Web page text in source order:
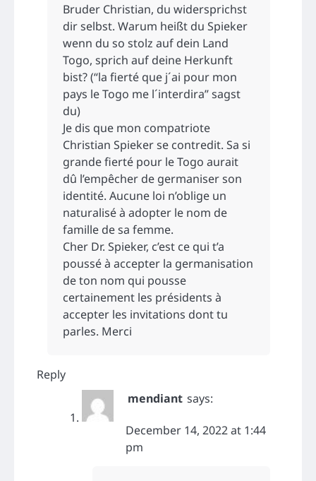
Bruder Christian, du widersprichst
dir selbst. Warum heißt du Spieker
wenn du so stolz auf dein Land
Togo, sprich auf deine Herkunft
bist? (“la fierté que j´ai pour mon
pays le Togo me l´interdira” sagst
du)
Je dis que mon compatriote
Christian Spieker se contredit. Sa si
grande fierté pour le Togo aurait
dû l’empêcher de germaniser son
identité. Aucune loi n’oblige un
naturalisé à adopter le nom de
famille de sa femme.
Cher Dr. Spieker, c’est ce qui t’a
poussé à accepter la germanisation
de ton nom qui pousse
certainement les présidents à
accepter les invitations dont tu
parles. Merci
Reply
mendiant says:
December 14, 2022 at 1:44
pm